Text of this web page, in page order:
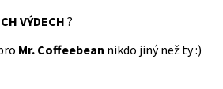
VÝDECH ?
Mr. Coffeebean nikdo jiný než ty :)